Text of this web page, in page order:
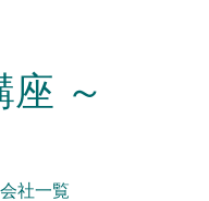
～
社一覧